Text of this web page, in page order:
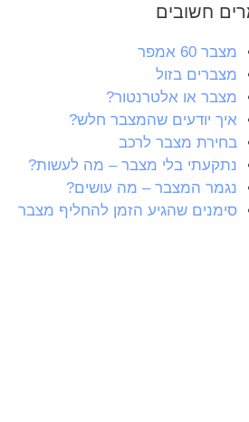
חשובים
מצבר 60 אמפר
מצברים בזול
מצבר או אלטרנטור?
איך יודעים שהמצבר חלש?
בחירת מצבר לרכב
נתקעתי בלי מצבר – מה לעשות?
נגמר המצבר – מה עושים?
סימנים שהגיע הזמן להחליף מצבר